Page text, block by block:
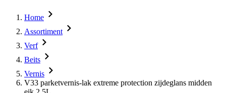
Home
Assortiment
Verf
Beits
Vernis
V33 parketvernis-lak extreme protection zijdeglans midden